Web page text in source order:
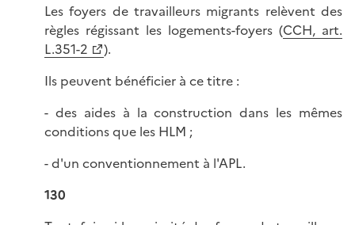
Les foyers de travailleurs migrants relèvent des
règles régissant les logements-foyers (CCH, art.
L.351-2
).
Ils peuvent bénéficier à ce titre :
- des aides à la construction dans les mêmes
conditions que les HLM ;
- d'un conventionnement à l'APL.
130